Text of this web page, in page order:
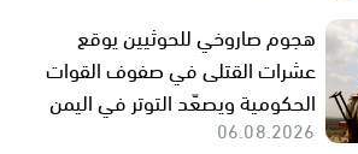
هجوم صاروخي للحوثيين يوقع
عشرات القتلى في صفوف القوات
الحكومية ويصعّد التوتر في اليمن
06.08.2026